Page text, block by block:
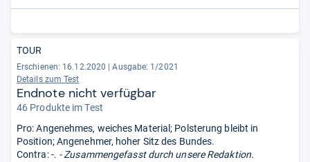
TOUR
Erschienen: 16.12.2020
Ausgabe: 1/2021
Details zum Test
Endnote nicht verfügbar
46 Produkte im Test
Pro: Angenehmes, weiches Material; Polsterung bleibt in
Position; Angenehmer, hoher Sitz des Bundes.
Contra: -. - Zusammengefasst durch unsere Redaktion.